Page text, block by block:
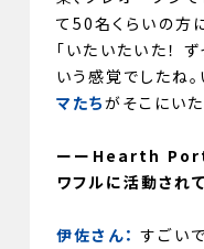
て50名くらいの方
「いたいたいた！
いう感覚でしたね
マたちがそこにいた
ーーHearth Port
ワフルに活動され
伊佐さん： すごい